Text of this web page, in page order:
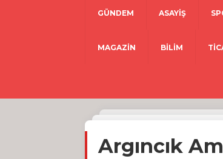
GÜNDEM ASAYİŞ
MAGAZİN BİLİM
Argıncık